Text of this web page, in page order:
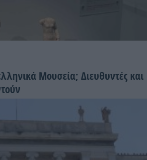
Μουσεία; Διευθυντές και